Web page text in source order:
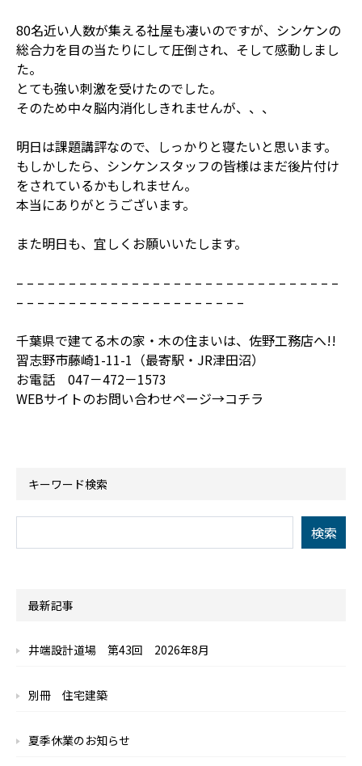
80名近い人数が集える社屋も凄いのですが、シンケンの
総合力を目の当たりにして圧倒され、そして感動しまし
た。
とても強い刺激を受けたのでした。
そのため中々脳内消化しきれませんが、、、
明日は課題講評なので、しっかりと寝たいと思います。
もしかしたら、シンケンスタッフの皆様はまだ後片付け
をされているかもしれません。
本当にありがとうございます。
また明日も、宜しくお願いいたします。
– – – – – – – – – – – – – – – – – – – – – – – – – – – – – – –
– – – – – – – – – – – – – – – – – – – – – –
千葉県で建てる木の家・木の住まいは、佐野工務店へ!!
習志野市藤崎1-11-1（最寄駅・JR津田沼）
お電話 047－472－1573
WEBサイトのお問い合わせページ→コチラ
キーワード検索
最新記事
井端設計道場 第43回 2026年8月
別冊 住宅建築
夏季休業のお知らせ